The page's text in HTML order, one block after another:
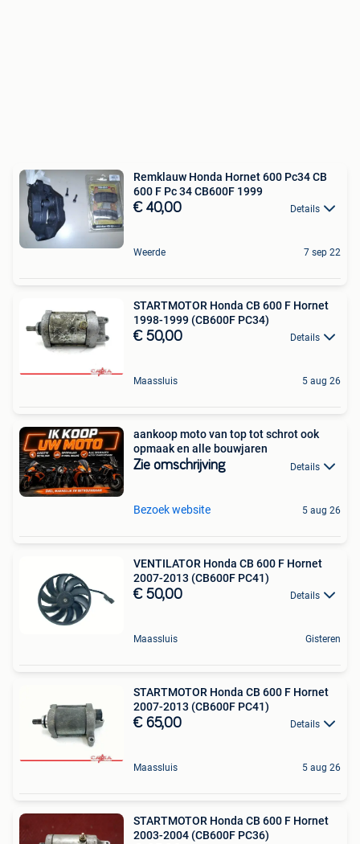
Remklauw Honda Hornet 600 Pc34 CB
600 F Pc 34 CB600F 1999
€ 40,00 Details
Weerde 7 sep 22
STARTMOTOR Honda CB 600 F Hornet
1998-1999 (CB600F PC34)
€ 50,00 Details
Maassluis 5 aug 26
aankoop moto van top tot schrot ook
opmaak en alle bouwjaren
Zie omschrijving Details
Bezoek website 5 aug 26
VENTILATOR Honda CB 600 F Hornet
2007-2013 (CB600F PC41)
€ 50,00 Details
Maassluis Gisteren
STARTMOTOR Honda CB 600 F Hornet
2007-2013 (CB600F PC41)
€ 65,00 Details
Maassluis 5 aug 26
STARTMOTOR Honda CB 600 F Hornet
2003-2004 (CB600F PC36)